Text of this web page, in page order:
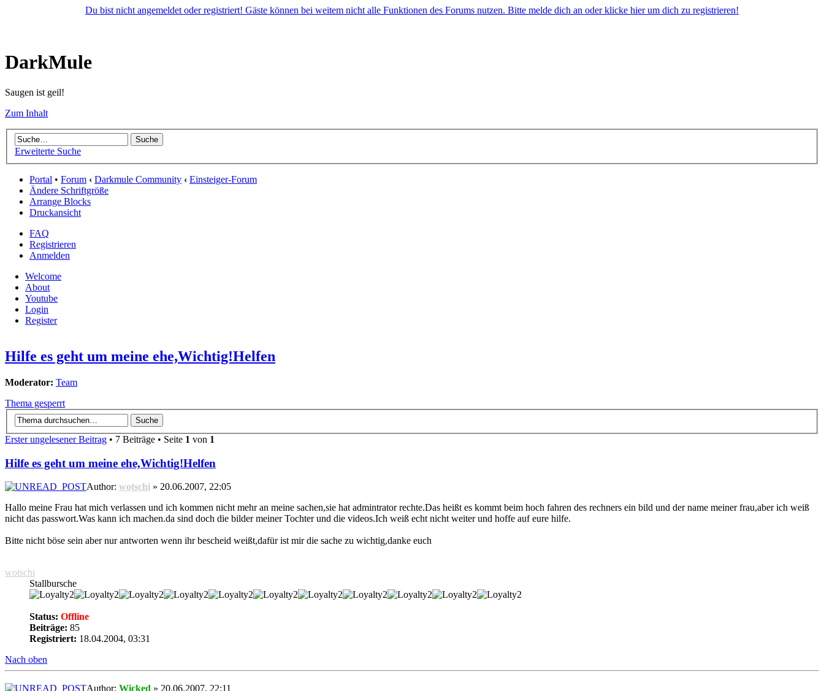
Du bist nicht angemeldet oder registriert! Gäste können bei weitem nicht alle Funktionen des Forums nutzen. Bitte melde dich an oder klicke hier um dich zu registrieren!
DarkMule
Saugen ist geil!
Zum Inhalt
Erweiterte Suche
Portal • Forum ‹ Darkmule Community ‹ Einsteiger-Forum
Ändere Schriftgröße
Arrange Blocks
Druckansicht
FAQ
Registrieren
Anmelden
Welcome
About
Youtube
Login
Register
Hilfe es geht um meine ehe,Wichtig!Helfen
Moderator: Team
Thema gesperrt
Erster ungelesener Beitrag • 7 Beiträge • Seite 1 von 1
Hilfe es geht um meine ehe,Wichtig!Helfen
Author: wotschi » 20.06.2007, 22:05
Hallo meine Frau hat mich verlassen und ich kommen nicht mehr an meine sachen,sie hat admintrator rechte.Das heißt es kommt beim hoch fahren des rechners ein bild und der name meiner frau,aber ich weiß
nicht das passwort.Was kann ich machen.da sind doch die bilder meiner Tochter und die videos.Ich weiß echt nicht weiter und hoffe auf eure hilfe.
Bitte nicht böse sein aber nur antworten wenn ihr bescheid weißt,dafür ist mir die sache zu wichtig,danke euch
wotschi
Stallbursche
Status: Offline
Beiträge: 85
Registriert: 18.04.2004, 03:31
Nach oben
Author: Wicked » 20.06.2007, 22:11